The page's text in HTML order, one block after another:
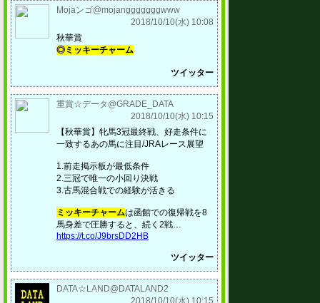
Mojaンゴ@mojangggggggwww
2018/10/10(水) 10:08
秋華賞
◎ミッキーチャーム
ツイッター
重賞☆データ@GRADE_DATA
2018/10/10(水) 10:15
【秋華賞】牝馬3冠最終戦、好走条件に
一致するあの馬に注目/JRAレース展望
1.前走掲示板が最低条件
2.三冠で唯一の小回り決戦
3.古馬混合戦での経験が活きる
ミッキーチャームは函館での復帰戦を8
馬身差で圧勝すると、続く2戦…
https://t.co/J9brsDD2HB
ツイッター
DATA☆LAND@DATALAND2